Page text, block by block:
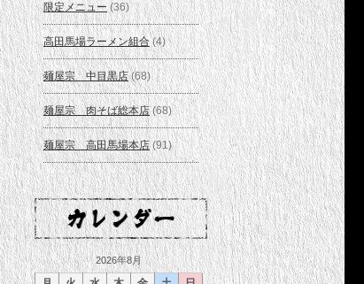
限定メニュー(36)
高田馬場ラーメン組合(4)
麺屋宗 中目黒店(68)
麺屋宗 肉そば総本店(68)
麺屋宗 高田馬場本店(91)
2026年8月